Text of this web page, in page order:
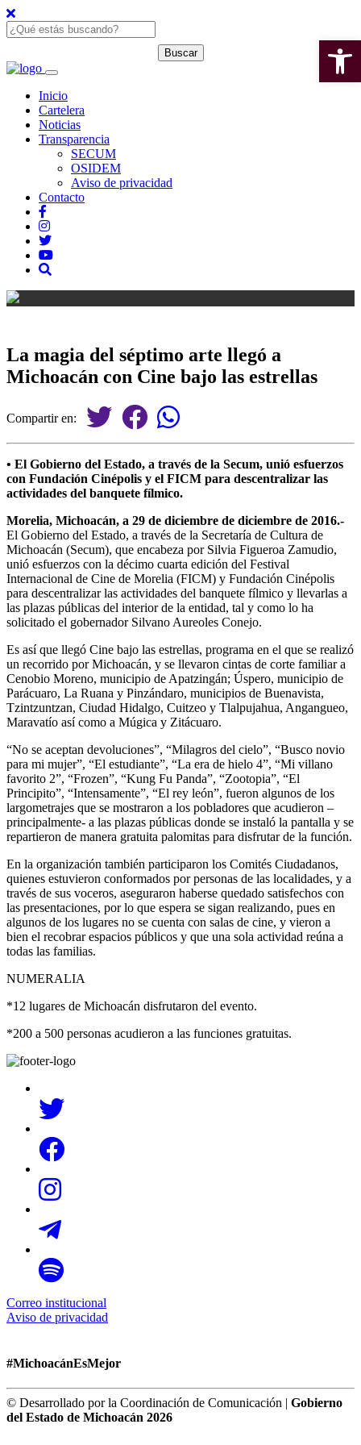
Inicio
Cartelera
Noticias
Transparencia
SECUM
OSIDEM
Aviso de privacidad
Contacto
La magia del séptimo arte llegó a
Michoacán con Cine bajo las estrellas
Compartir en:
• El Gobierno del Estado, a través de la Secum, unió esfuerzos
con Fundación Cinépolis y el FICM para descentralizar las
actividades del banquete fílmico.
Morelia, Michoacán, a 29 de diciembre de diciembre de 2016.-
El Gobierno del Estado, a través de la Secretaría de Cultura de
Michoacán (Secum), que encabeza por Silvia Figueroa Zamudio,
unió esfuerzos con la décimo cuarta edición del Festival
Internacional de Cine de Morelia (FICM) y Fundación Cinépolis
para descentralizar las actividades del banquete fílmico y llevarlas a
las plazas públicas del interior de la entidad, tal y como lo ha
solicitado el gobernador Silvano Aureoles Conejo.
Es así que llegó Cine bajo las estrellas, programa en el que se realizó
un recorrido por Michoacán, y se llevaron cintas de corte familiar a
Cenobio Moreno, municipio de Apatzingán; Úspero, municipio de
Parácuaro, La Ruana y Pinzándaro, municipios de Buenavista,
Tzintzuntzan, Ciudad Hidalgo, Cuitzeo y Tlalpujahua, Angangueo,
Maravatío así como a Múgica y Zitácuaro.
“No se aceptan devoluciones”, “Milagros del cielo”, “Busco novio
para mi mujer”, “El estudiante”, “La era de hielo 4”, “Mi villano
favorito 2”, “Frozen”, “Kung Fu Panda”, “Zootopia”, “El
Principito”, “Intensamente”, “El rey león”, fueron algunos de los
largometrajes que se mostraron a los pobladores que acudieron –
principalmente- a las plazas públicas donde se instaló la pantalla y se
repartieron de manera gratuita palomitas para disfrutar de la función.
En la organización también participaron los Comités Ciudadanos,
quienes estuvieron conformados por personas de las localidades, y a
través de sus voceros, aseguraron haberse quedado satisfechos con
las presentaciones, por lo que espera se sigan realizando, pues en
algunos de los lugares no se cuenta con salas de cine, y vieron a
bien el recobrar espacios públicos y que una sola actividad reúna a
todas las familias.
NUMERALIA
*12 lugares de Michoacán disfrutaron del evento.
*200 a 500 personas acudieron a las funciones gratuitas.
Correo institucional
Aviso de privacidad
#MichoacánEsMejor
© Desarrollado por la Coordinación de Comunicación | Gobierno
del Estado de Michoacán 2026